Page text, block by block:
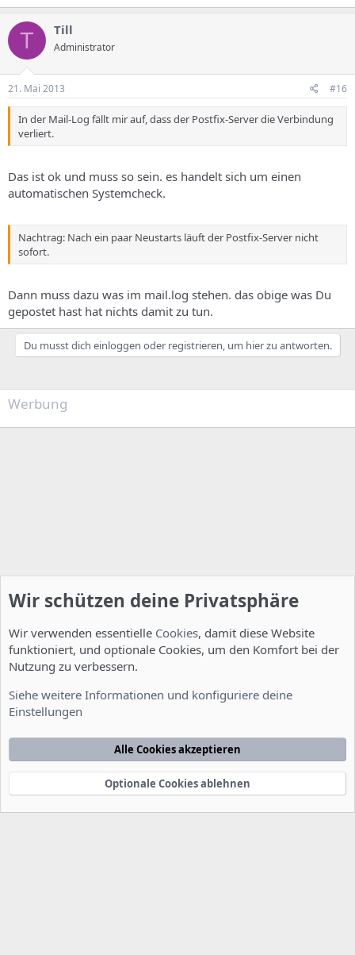
T Till
Administrator
21. Mai 2013 #16
In der Mail-Log fällt mir auf, dass der Postfix-Server die Verbindung
verliert.
Das ist ok und muss so sein. es handelt sich um einen
automatischen Systemcheck.
Nachtrag: Nach ein paar Neustarts läuft der Postfix-Server nicht
sofort.
Dann muss dazu was im mail.log stehen. das obige was Du
gepostet hast hat nichts damit zu tun.
Du musst dich einloggen oder registrieren, um hier zu antworten.
Werbung
Nutzungsbedingungen Datenschutzerklärung
Startseite
e
Community platform by XenForo® © 2010-2022 XenForo Ltd.
xenDach©2010-2014
Wir schützen deine Privatsphäre
Wir verwenden essentielle Cookies, damit diese Website
funktioniert, und optionale Cookies, um den Komfort bei der
Nutzung zu verbessern.
Siehe weitere Informationen und konfiguriere deine
Einstellungen
Alle Cookies akzeptieren
Optionale Cookies ablehnen